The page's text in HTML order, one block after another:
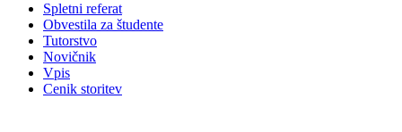
Spletni referat
Obvestila za študente
Tutorstvo
Novičnik
Vpis
Cenik storitev